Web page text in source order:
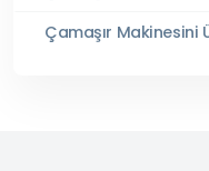
Çamaşır Makinesini